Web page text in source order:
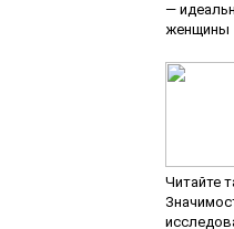
—
женщины
Читайте